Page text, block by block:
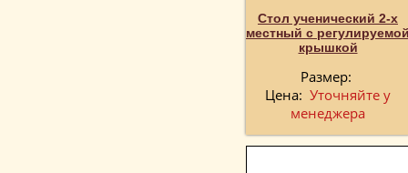
Стол ученический 2-х
местный с
крышкой
Размер:
Цена: Уточняйте у
менеджера